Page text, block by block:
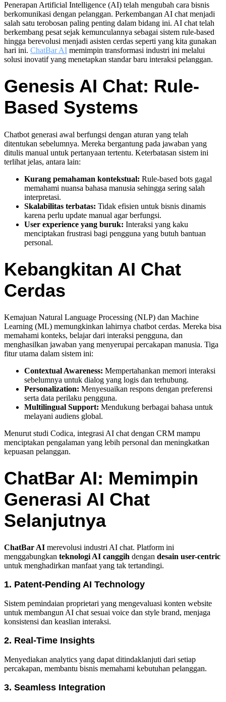
Penerapan Artificial Intelligence (AI) telah mengubah cara bisnis
berkomunikasi dengan pelanggan. Perkembangan AI chat menjadi
salah satu terobosan paling penting dalam bidang ini. AI chat telah
berkembang pesat sejak kemunculannya sebagai sistem rule-based
hingga berevolusi menjadi asisten cerdas seperti yang kita gunakan
hari ini. ChatBar AI memimpin transformasi industri ini melalui
solusi inovatif yang menetapkan standar baru interaksi pelanggan.
Genesis AI Chat: Rule-
Based Systems
Chatbot generasi awal berfungsi dengan aturan yang telah
ditentukan sebelumnya. Mereka bergantung pada jawaban yang
ditulis manual untuk pertanyaan tertentu. Keterbatasan sistem ini
terlihat jelas, antara lain:
Kurang pemahaman kontekstual: Rule-based bots gagal
memahami nuansa bahasa manusia sehingga sering salah
interpretasi.
Skalabilitas terbatas: Tidak efisien untuk bisnis dinamis
karena perlu update manual agar berfungsi.
User experience yang buruk: Interaksi yang kaku
menciptakan frustrasi bagi pengguna yang butuh bantuan
personal.
Kebangkitan AI Chat
Cerdas
Kemajuan Natural Language Processing (NLP) dan Machine
Learning (ML) memungkinkan lahirnya chatbot cerdas. Mereka bisa
memahami konteks, belajar dari interaksi pengguna, dan
menghasilkan jawaban yang menyerupai percakapan manusia. Tiga
fitur utama dalam sistem ini:
Contextual Awareness: Mempertahankan memori interaksi
sebelumnya untuk dialog yang logis dan terhubung.
Personalization: Menyesuaikan respons dengan preferensi
serta data perilaku pengguna.
Multilingual Support: Mendukung berbagai bahasa untuk
melayani audiens global.
Menurut studi Codica, integrasi AI chat dengan CRM mampu
menciptakan pengalaman yang lebih personal dan meningkatkan
kepuasan pelanggan.
ChatBar AI: Memimpin
Generasi AI Chat
Selanjutnya
ChatBar AI merevolusi industri AI chat. Platform ini
menggabungkan teknologi AI canggih dengan desain user-centric
untuk menghadirkan manfaat yang tak tertandingi.
1. Patent-Pending AI Technology
Sistem pemindaian proprietari yang mengevaluasi konten website
untuk membangun AI chat sesuai voice dan style brand, menjaga
konsistensi dan keaslian interaksi.
2. Real-Time Insights
Menyediakan analytics yang dapat ditindaklanjuti dari setiap
percakapan, membantu bisnis memahami kebutuhan pelanggan.
3. Seamless Integration